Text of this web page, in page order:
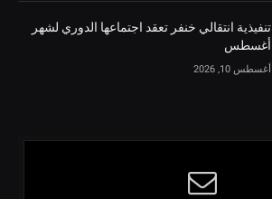
تنفيذية انتقالي خنفر تعقد اجتماعها الدوري لشهر
أغسطس
أغسطس 10, 2026